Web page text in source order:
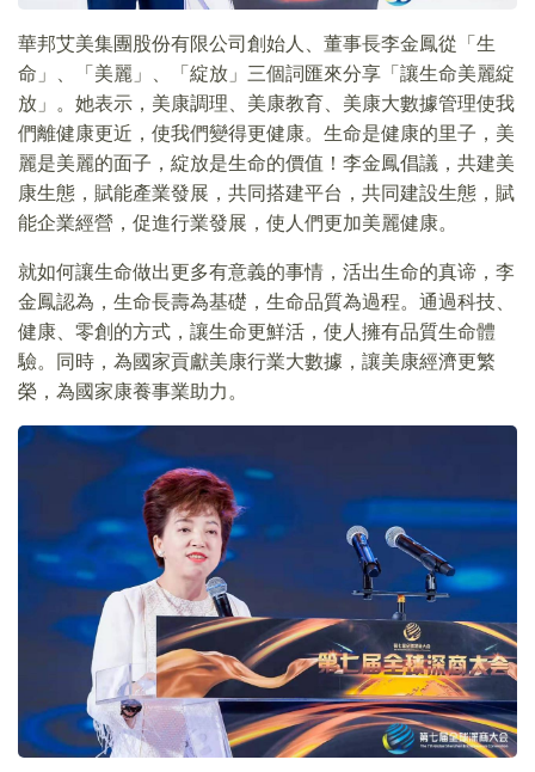
華邦艾美集團股份有限公司創始人、董事長李金鳳從「生
命」、「美麗」、「綻放」三個詞匯來分享「讓生命美麗綻
放」。她表示，美康調理、美康教育、美康大數據管理使我
們離健康更近，使我們變得更健康。生命是健康的里子，美
麗是美麗的面子，綻放是生命的價值！李金鳳倡議，共建美
康生態，賦能產業發展，共同搭建平台，共同建設生態，賦
能企業經營，促進行業發展，使人們更加美麗健康。
就如何讓生命做出更多有意義的事情，活出生命的真谛，李
金鳳認為，生命長壽為基礎，生命品質為過程。通過科技、
健康、零創的方式，讓生命更鮮活，使人擁有品質生命體
驗。同時，為國家貢獻美康行業大數據，讓美康經濟更繁
榮，為國家康養事業助力。